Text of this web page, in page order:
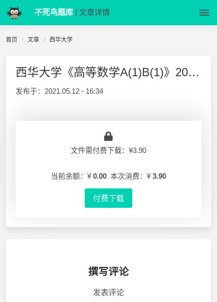
不死鸟题库 | 文章详情
首页 文章 西华大学
西华大学《高等数学A(1)B(1)》2016-2017-1 期末试卷A答案
发布于： 2021.05.12 - 16:34
文件需付费下载：¥3.90
当前余额：¥ 0.00 本次消费：¥ 3.90
付费下载
撰写评论
发表评论